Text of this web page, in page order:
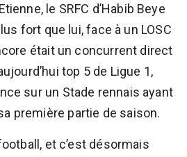
le SRFC d’Habib Beye
fort que lui, face à un LOSC
était un concurrent direct
top 5 de Ligue 1,
sur un Stade rennais ayant
première partie de saison.
et c’est désormais